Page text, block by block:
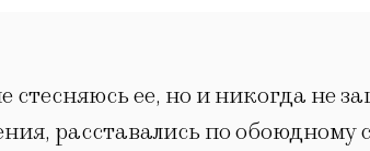
ее, но и никогда не
расставались по обоюдному